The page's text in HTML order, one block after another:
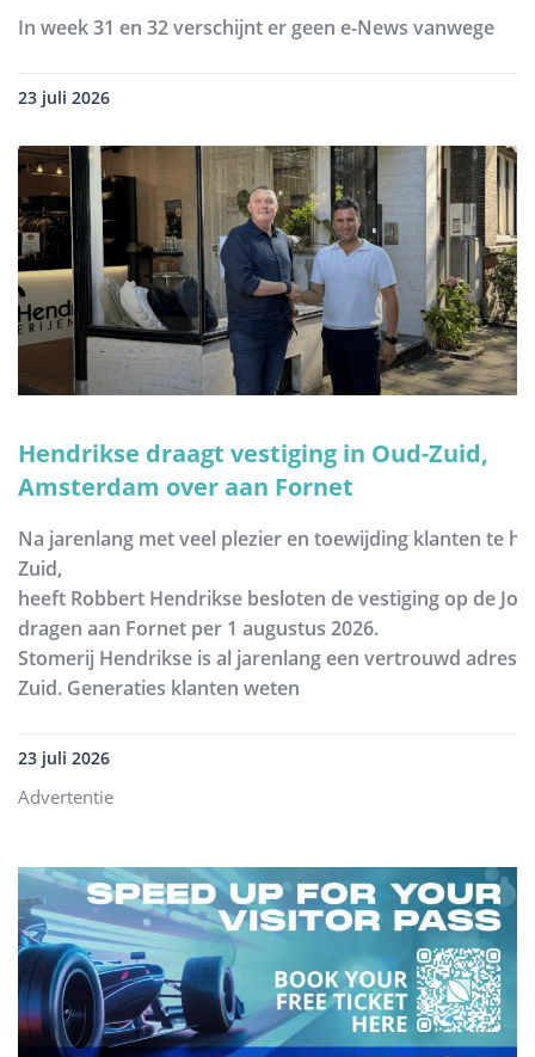
In week 31 en 32 verschijnt er geen e-News vanwege
23 juli 2026
Hendrikse draagt vestiging in Oud-Zuid,
Amsterdam over aan Fornet
Na jarenlang met veel plezier en toewijding klanten te
Zuid,
heeft Robbert Hendrikse besloten de vestiging op de
dragen aan Fornet per 1 augustus 2026.
Stomerij Hendrikse is al jarenlang een vertrouwd adres
Zuid. Generaties klanten weten
23 juli 2026
Advertentie